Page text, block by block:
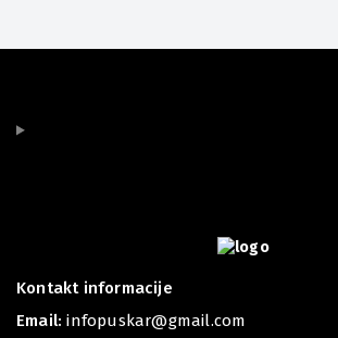
Kontakt informacije
Email:infopuskar@gmail.com